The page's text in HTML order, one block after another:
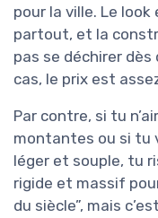
pour la ville. Le
partout, et la
pas se déchirer
cas, le prix est
Par contre, si tu
montantes ou si tu
léger et souple, tu
rigide et massif
du siècle”, mais c’est